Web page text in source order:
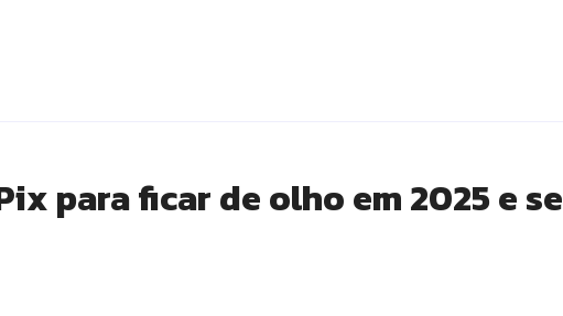
para ficar de olho em 2025 e se